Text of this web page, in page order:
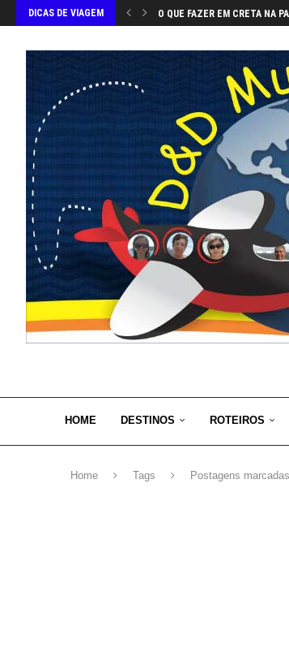
DICAS DE VIAGEM O QUE FAZER EM CRETA NA
HOME DESTINOS ROTEIROS
Home Tags Postagens